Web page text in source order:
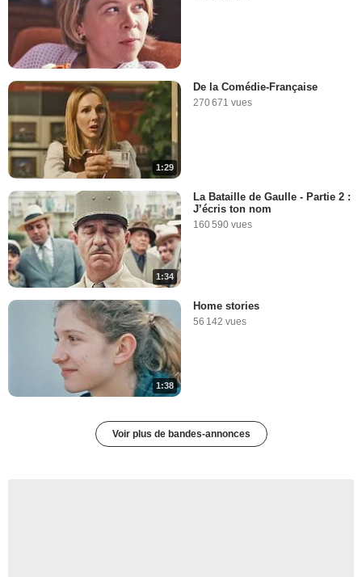
1:29
De la Comédie-Française
270 671 vues
1:34
La Bataille de Gaulle - Partie 2 :
J’écris ton nom
160 590 vues
1:38
Home stories
56 142 vues
Voir plus de bandes-annonces